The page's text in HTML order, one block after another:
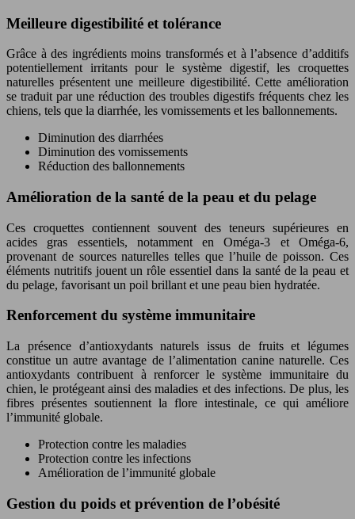
Meilleure digestibilité et tolérance
Grâce à des ingrédients moins transformés et à l’absence d’additifs
potentiellement irritants pour le système digestif, les croquettes
naturelles présentent une meilleure digestibilité. Cette amélioration
se traduit par une réduction des troubles digestifs fréquents chez les
chiens, tels que la diarrhée, les vomissements et les ballonnements.
Diminution des diarrhées
Diminution des vomissements
Réduction des ballonnements
Amélioration de la santé de la peau et du pelage
Ces croquettes contiennent souvent des teneurs supérieures en
acides gras essentiels, notamment en Oméga-3 et Oméga-6,
provenant de sources naturelles telles que l’huile de poisson. Ces
éléments nutritifs jouent un rôle essentiel dans la santé de la peau et
du pelage, favorisant un poil brillant et une peau bien hydratée.
Renforcement du système immunitaire
La présence d’antioxydants naturels issus de fruits et légumes
constitue un autre avantage de l’alimentation canine naturelle. Ces
antioxydants contribuent à renforcer le système immunitaire du
chien, le protégeant ainsi des maladies et des infections. De plus, les
fibres présentes soutiennent la flore intestinale, ce qui améliore
l’immunité globale.
Protection contre les maladies
Protection contre les infections
Amélioration de l’immunité globale
Gestion du poids et prévention de l’obésité